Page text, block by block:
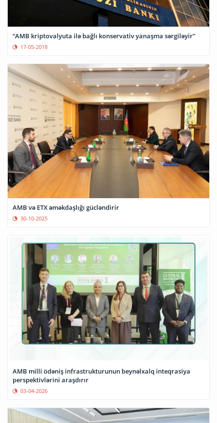
“AMB kriptovalyuta ilə bağlı konservativ yanaşma sərgiləyir”
17-05-2018
AMB və ETX əməkdaşlığı gücləndirir
30-10-2025
AMB milli ödəniş infrastrukturunun beynəlxalq inteqrasiya
perspektivlərini araşdırır
03-04-2026